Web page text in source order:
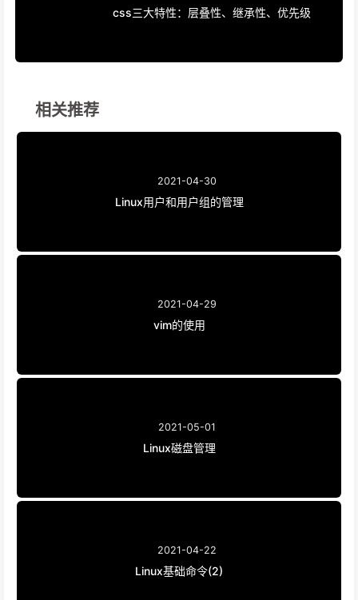
css三大特性：层叠性、继承性、优先级
相关推荐
2021-04-30
Linux用户和用户组的管理
2021-04-29
vim的使用
2021-05-01
Linux磁盘管理
2021-04-22
Linux基础命令(2)